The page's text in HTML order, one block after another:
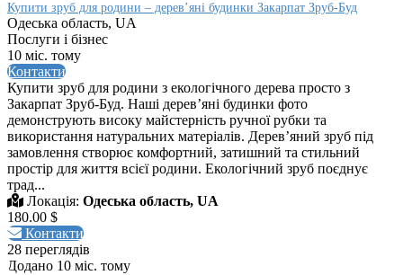
Купити зруб для родини – дерев’яні будинки Закарпат Зруб-Буд
Одеська область, UA
Послуги і бізнес
10 міс. тому
Контакти
Купити зруб для родини з екологічного дерева просто з
Закарпат Зруб-Буд. Наші дерев’яні будинки фото
демонструють високу майстерність ручної рубки та
використання натуральних матеріалів. Дерев’яний зруб під
замовлення створює комфортний, затишний та стильний
простір для життя всієї родини. Екологічний зруб поєднує
трад...
Локація: Одеська область, UA
180.00 $
Контакти
28 переглядів
Додано 10 міс. тому